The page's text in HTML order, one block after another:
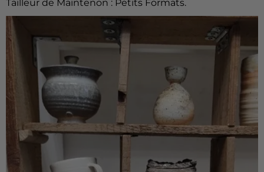
Tailleur de Maintenon : Petits Formats.